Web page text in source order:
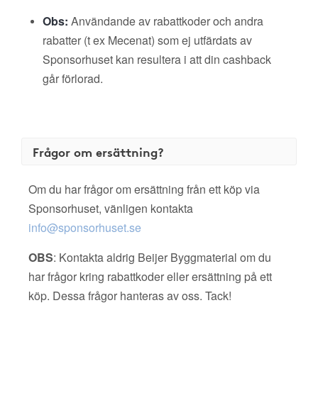
Obs: Användande av rabattkoder och andra
rabatter (t ex Mecenat) som ej utfärdats av
Sponsorhuset kan resultera i att din cashback
går förlorad.
Frågor om ersättning?
Om du har frågor om ersättning från ett köp via
Sponsorhuset, vänligen kontakta
info@sponsorhuset.se
OBS: Kontakta aldrig Beijer Byggmaterial om du
har frågor kring rabattkoder eller ersättning på ett
köp. Dessa frågor hanteras av oss. Tack!